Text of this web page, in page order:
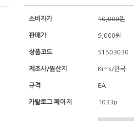
소비자가 10,000원
판매가 9,000원
상품코드 S1503030
제조사/원산지 Kims/한국
규격 EA
카탈로그 페이지 1033p